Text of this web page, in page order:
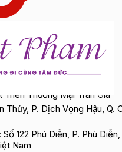
Thương Mại Trần Gia
Thủy, P. Dịch Vọng Hậu, Q.
122 Phú Diễn, P. Phú
Nam